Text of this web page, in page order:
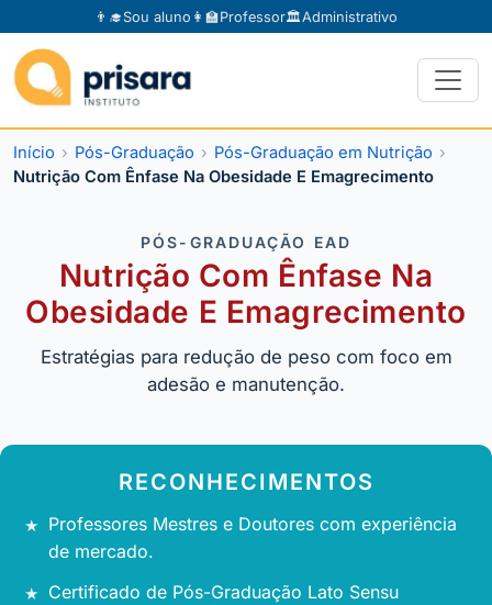
👨‍🎓Sou aluno 👩‍🏫Professor🏛️Administrativo
Início Pós-Graduação
Pós-Graduação em Nutrição
Nutrição Com Ênfase Na Obesidade E Emagrecimento
PÓS-GRADUAÇÃO EAD
Nutrição Com Ênfase Na
Obesidade E Emagrecimento
Estratégias para redução de peso com foco em
adesão e manutenção.
RECONHECIMENTOS
Professores Mestres e Doutores com experiência
de mercado.
Certificado de Pós-Graduação Lato Sensu